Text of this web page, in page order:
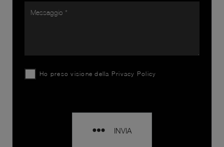
Ho preso visione della Privacy Policy
INVIA